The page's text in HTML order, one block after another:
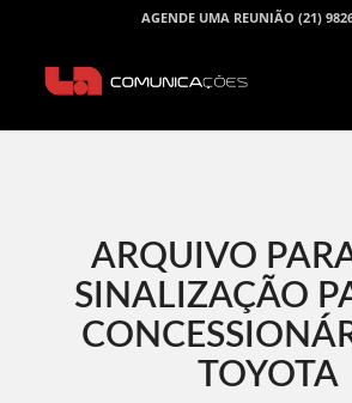
AGENDE UMA REUNIÃO (21)
ARQUIVO
SINALIZAÇÃO
TOYOTA